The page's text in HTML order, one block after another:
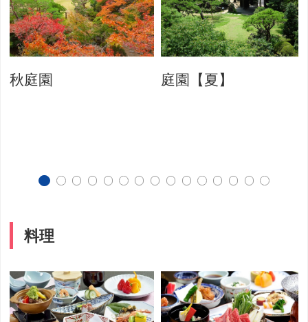
秋庭園 庭園【夏】
料理